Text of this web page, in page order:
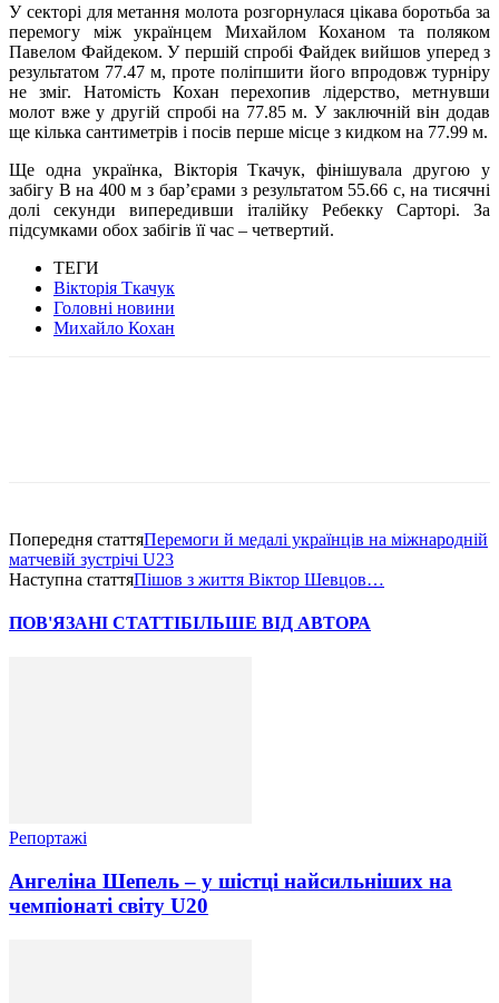
У секторі для метання молота розгорнулася цікава боротьба за
перемогу між українцем Михайлом Коханом та поляком
Павелом Файдеком. У першій спробі Файдек вийшов уперед з
результатом 77.47 м, проте поліпшити його впродовж турніру
не зміг. Натомість Кохан перехопив лідерство, метнувши
молот вже у другій спробі на 77.85 м. У заключній він додав
ще кілька сантиметрів і посів перше місце з кидком на 77.99 м.
Ще одна українка, Вікторія Ткачук, фінішувала другою у
забігу B на 400 м з бар’єрами з результатом 55.66 с, на тисячні
долі секунди випередивши італійку Ребекку Сарторі. За
підсумками обох забігів її час – четвертий.
ТЕГИ
Вікторія Ткачук
Головні новини
Михайло Кохан
Попередня статтяПеремоги й медалі українців на міжнародній
матчевій зустрічі U23
Наступна статтяПішов з життя Віктор Шевцов…
ПОВ'ЯЗАНІ СТАТТІБІЛЬШЕ ВІД АВТОРА
Репортажі
Ангеліна Шепель – у шістці найсильніших на
чемпіонаті світу U20